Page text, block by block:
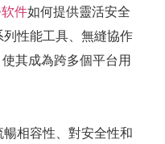
件如何提供靈活安全
性能工具、無縫協作
其成為跨多個平台用
暢相容性、對安全性和